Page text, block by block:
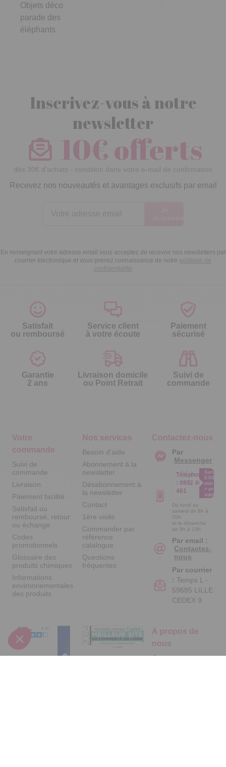
Objets déco
parade des
éléphants
Inscrivez-vous à notre
newsletter
10€ offerts
dès 30€ d’achats - condition dans votre e-mail de confirmation
Recevez nos nouveautés et avantages exclusifs par email
En renseignant votre adresse email vous acceptez de recevoir nos newsletters par
courrier électronique et vous prenez connaissance de notre politique de
confidentialité
Satisfait
ou remboursé
Service client
à votre écoute
Paiement
sécurisé
Garantie
2 ans
Livraison domicile
ou Point Retrait
Suivi de
commande
Votre
commande
Suivi de
commande
Livraison
Paiement facilité
Satisfait ou
remboursé, retour
ou échange
Codes
promotionnels
Glossaire des
produits chimiques
Informations
environnementales
des produits
Nos services
Besoin d'aide
Abonnement à la
newsletter
Désabonnement à
la newsletter
Contact
1ère visite
Commander par
référence
catalogue
Questions
fréquentes
A propos de
nous
Qui sommes-nous
Contactez-nous
Par
Messenger
Téléphone
: 0892 461
461
Service
0.50€ /
min
+ prix
appel
Du lundi au
samedi de 8h à
20h
et le dimanche
de 9h à 13h
Par email :
Contactez-
nous
Par courrier
: Temps L -
59685 LILLE
CEDEX 9